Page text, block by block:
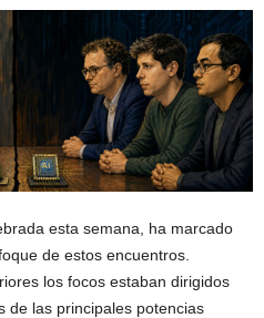
esta semana, ha marcado
de estos encuentros.
los focos estaban dirigidos
de las principales potencias